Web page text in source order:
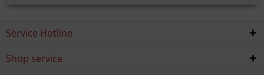
Service Hotline
Shop service